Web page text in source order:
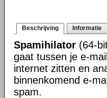
Beschrijving Informatie
Spamihilator (64-
gaat tussen je e-
internet zitten en
binnenkomend e-
spam.